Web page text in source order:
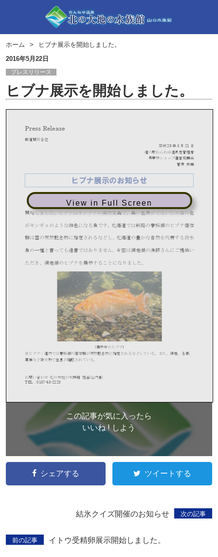
ホーム
ヒブナ展示を開始しました。
2016年5月22日
プレスリリース
ヒブナ展示を開始しました。
View in Full Screen
この記事が気に入ったら
いいね ! しよう
シェアする ツイートする
次の記事
結氷クイズ開催のお知らせ
前の記事 イトウ受精卵展示開始しました。